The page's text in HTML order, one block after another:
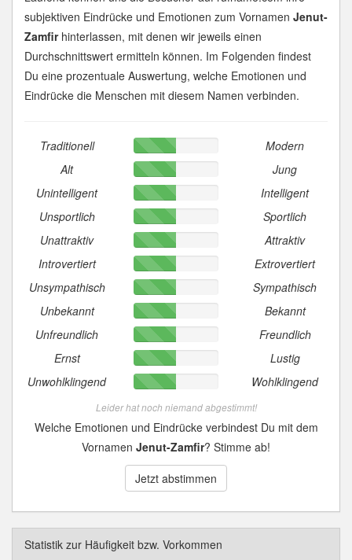
subjektiven Eindrücke und Emotionen zum Vornamen Jenut-
Zamfirhinterlassen, mit denen wir jeweils einen
Durchschnittswert ermitteln können. Im Folgenden findest
Du eine prozentuale Auswertung, welche Emotionen und
Eindrücke die Menschen mit diesem Namen verbinden.
Traditionell
Modern
Alt
Jung
Unintelligent
Intelligent
Unsportlich
Sportlich
Unattraktiv
Attraktiv
Introvertiert
Extrovertiert
Unsympathisch
Sympathisch
Unbekannt
Bekannt
Unfreundlich
Freundlich
Ernst
Lustig
Unwohlklingend
Wohlklingend
Leider hat noch niemand abgestimmt!
Welche Emotionen und Eindrücke verbindest Du mit dem
Vornamen Jenut-Zamfir? Stimme ab!
Jetzt abstimmen
Statistik zur Häufigkeit bzw. Vorkommen